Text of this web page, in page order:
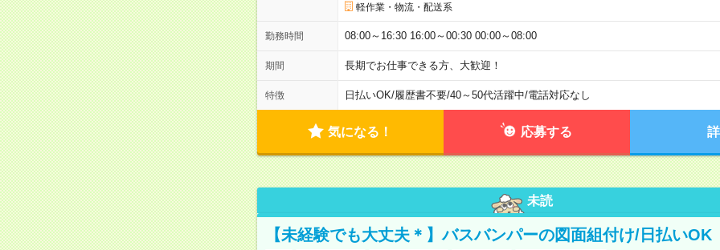
軽作業・物流・配送系
勤務時間 08:00～16:30 16:00～00:30 00:00～08:00
期間 長期でお仕事できる方、大歓迎！
特徴 日払いOK/履歴書不要/40～50代活躍中/電話対応なし
気になる！ 応募する
未読
【未経験でも大丈夫＊】バスバンパーの図面組付け/日払いOK